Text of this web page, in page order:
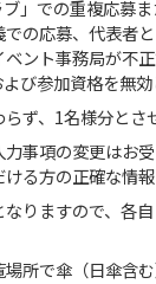
ブ」での重複応募
の応募、代表者
ント事務局が不
び参加資格を無効
ず、1名様分とさ
事項の変更はお
る方の正確な情報
りますので、各
所で傘（日傘含